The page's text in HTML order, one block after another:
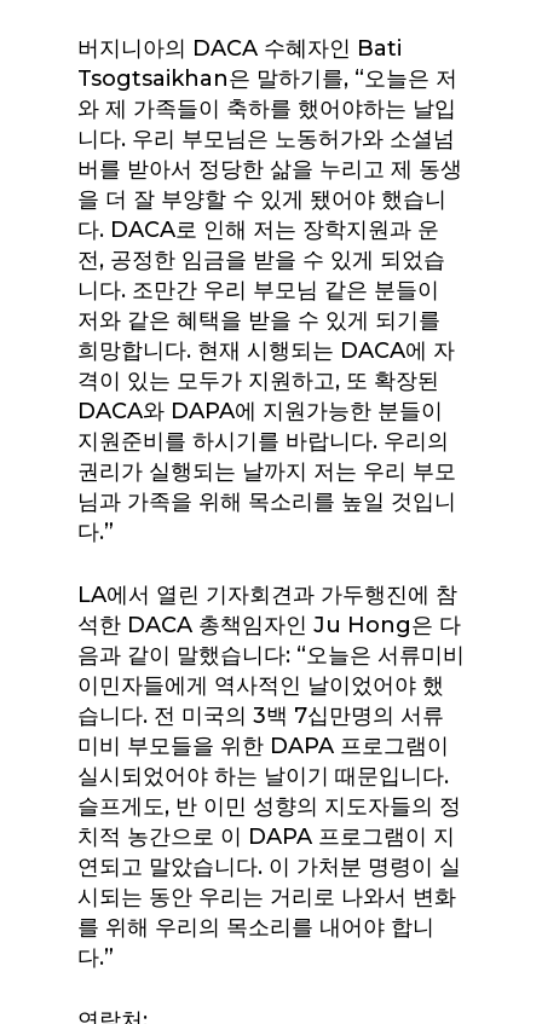
버지니아의 DACA 수혜자인 Bati
Tsogtsaikhan은 말하기를, “오늘은 저
와 제 가족들이 축하를 했어야하는 날입
니다. 우리 부모님은 노동허가와 소셜넘
버를 받아서 정당한 삶을 누리고 제 동생
을 더 잘 부양할 수 있게 됐어야 했습니
다. DACA로 인해 저는 장학지원과 운
전, 공정한 임금을 받을 수 있게 되었습
니다. 조만간 우리 부모님 같은 분들이
저와 같은 혜택을 받을 수 있게 되기를
희망합니다. 현재 시행되는 DACA에 자
격이 있는 모두가 지원하고, 또 확장된
DACA와 DAPA에 지원가능한 분들이
지원준비를 하시기를 바랍니다. 우리의
권리가 실행되는 날까지 저는 우리 부모
님과 가족을 위해 목소리를 높일 것입니
다.”
LA에서 열린 기자회견과 가두행진에 참
석한 DACA 총책임자인 Ju Hong은 다
음과 같이 말했습니다: “오늘은 서류미비
이민자들에게 역사적인 날이었어야 했
습니다. 전 미국의 3백 7십만명의 서류
미비 부모들을 위한 DAPA 프로그램이
실시되었어야 하는 날이기 때문입니다.
슬프게도, 반 이민 성향의 지도자들의 정
치적 농간으로 이 DAPA 프로그램이 지
연되고 말았습니다. 이 가처분 명령이 실
시되는 동안 우리는 거리로 나와서 변화
를 위해 우리의 목소리를 내어야 합니
다.”